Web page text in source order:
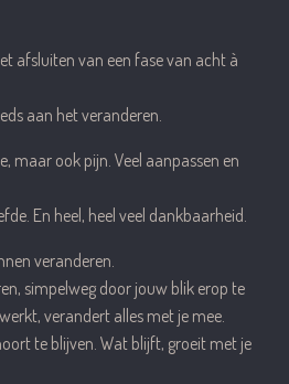
afsluiten van een fase van acht à
aan het veranderen.
maar ook pijn. Veel aanpassen en
En heel, heel veel dankbaarheid.
veranderen.
simpelweg door jouw blik erop te
verandert alles met je mee.
te blijven. Wat blijft, groeit met je